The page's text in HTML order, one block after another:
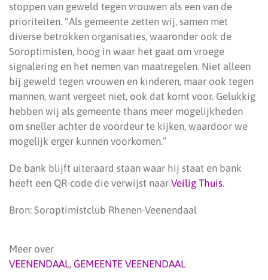
stoppen van geweld tegen vrouwen als een van de
prioriteiten. “Als gemeente zetten wij, samen met
diverse betrokken organisaties, waaronder ook de
Soroptimisten, hoog in waar het gaat om vroege
signalering en het nemen van maatregelen. Niet alleen
bij geweld tegen vrouwen en kinderen, maar ook tegen
mannen, want vergeet niet, ook dat komt voor. Gelukkig
hebben wij als gemeente thans meer mogelijkheden
om sneller achter de voordeur te kijken, waardoor we
mogelijk erger kunnen voorkomen.”
De bank blijft uiteraard staan waar hij staat en bank
heeft een QR-code die verwijst naar Veilig Thuis.
Bron: Soroptimistclub Rhenen-Veenendaal
Meer over
VEENENDAAL, GEMEENTE VEENENDAAL